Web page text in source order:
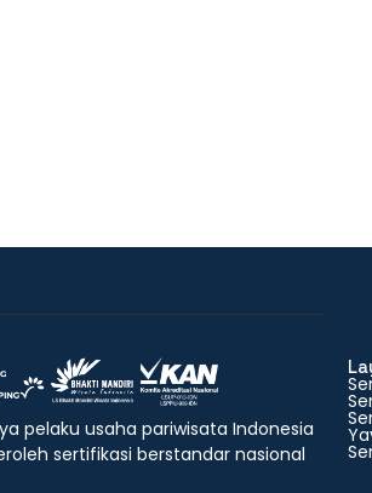
pelaku usaha pariwisata Indonesia
sertifikasi berstandar nasional